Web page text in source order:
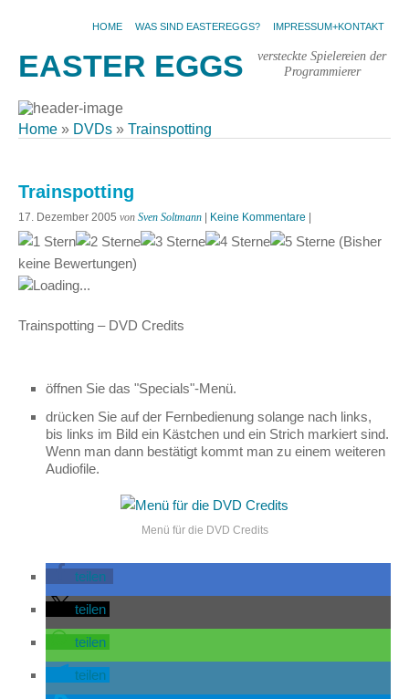
HOME WAS SIND EASTEREGGS? IMPRESSUM+KONTAKT
EASTER EGGS
versteckte Spielereien der
Programmierer
Home » DVDs » Trainspotting
Trainspotting
17. Dezember 2005 von Sven Soltmann Keine Kommentare
(Bisher
keine Bewertungen)
Loading...
Trainspotting – DVD Credits
öffnen Sie das "Specials"-Menü.
drücken Sie auf der Fernbedienung solange nach links,
bis links im Bild ein Kästchen und ein Strich markiert sind.
Wenn man dann bestätigt kommt man zu einem weiteren
Audiofile.
Menü für die DVD Credits
teilen
teilen
teilen
teilen